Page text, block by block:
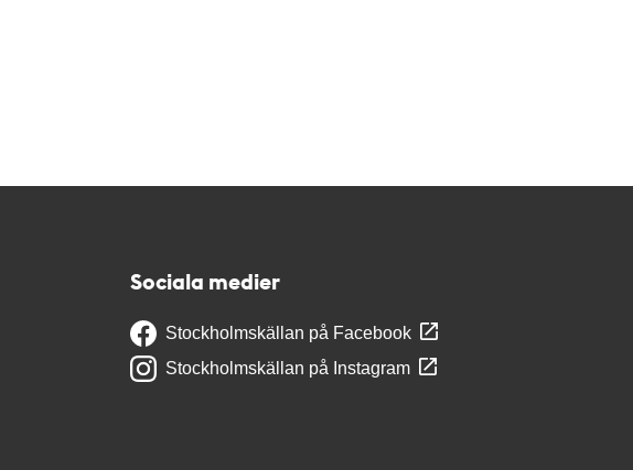
Sociala medier
Stockholmskällan på Facebook
Stockholmskällan på Instagram